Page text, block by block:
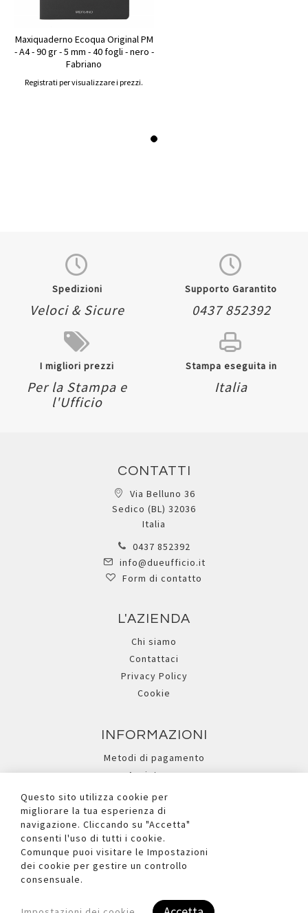
Maxiquaderno Ecoqua Original PM
- A4 - 90 gr - 5 mm - 40 fogli - nero -
Fabriano
Registrati per visualizzare i prezzi.
Spedizioni
Veloci & Sicure
Supporto Garantito
0437 852392
I migliori prezzi
Per la Stampa e
l'Ufficio
Stampa eseguita in
Italia
CONTATTI
Via Belluno 36
Sedico (BL) 32036
Italia
0437 852392
info@dueufficio.it
Form di contatto
L'AZIENDA
Chi siamo
Contattaci
Privacy Policy
Cookie
INFORMAZIONI
Metodi di pagamento
Assistenza
Ricerca avanzata
I NOSTRI SOCIAL
Questo sito utilizza cookie per
migliorare la tua esperienza di
navigazione. Cliccando su "Accetta"
consenti l'uso di tutti i cookie.
Comunque puoi visitare le Impostazioni
dei cookie per gestire un controllo
consensuale.